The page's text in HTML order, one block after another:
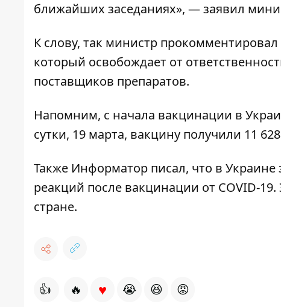
ближайших заседаниях», — заявил
К слову, так министр
который освобождает от
поставщиков препаратов.
Напомним, с начала вакцинации в
сутки, 19 марта, вакцину получили 11
Также Информатор писал, что в Украине
реакций после вакцинации от COVID-19.
стране.
👍 🔥 ♥ 😭 😆 😡